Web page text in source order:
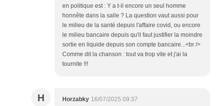
en politique est : Y a t-il encore un seul homme
honnête dans la salle ? La question vaut aussi pour
le milieu de la santé depuis l'affaire covid, ou encore
le milieu bancaire depuis qu'il faut justifier la moindre
sortie en liquide depuis son compte bancaire...<br />
Comme dit la chanson : tout va trop vite et j'ai la
tournite !!!
H Horzabky 16/07/2025 09:37